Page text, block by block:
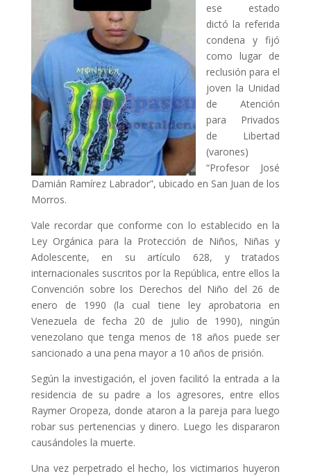
ese estado
dictó la referida
condena y fijó
como lugar de
reclusión para el
joven la Unidad
de Atención
para Privados
de Libertad
(varones)
“Profesor José
Damián Ramírez Labrador”, ubicado en San Juan de los
Morros.
Vale recordar que conforme con lo establecido en la
Ley Orgánica para la Protección de Niños, Niñas y
Adolescente, en su artículo 628, y tratados
internacionales suscritos por la República, entre ellos la
Convención sobre los Derechos del Niño del 26 de
enero de 1990 (la cual tiene ley aprobatoria en
Venezuela de fecha 20 de julio de 1990), ningún
venezolano que tenga menos de 18 años puede ser
sancionado a una pena mayor a 10 años de prisión.
Según la investigación, el joven facilitó la entrada a la
residencia de su padre a los agresores, entre ellos
Raymer Oropeza, donde ataron a la pareja para luego
robar sus pertenencias y dinero. Luego les dispararon
causándoles la muerte.
Una vez perpetrado el hecho, los victimarios huyeron